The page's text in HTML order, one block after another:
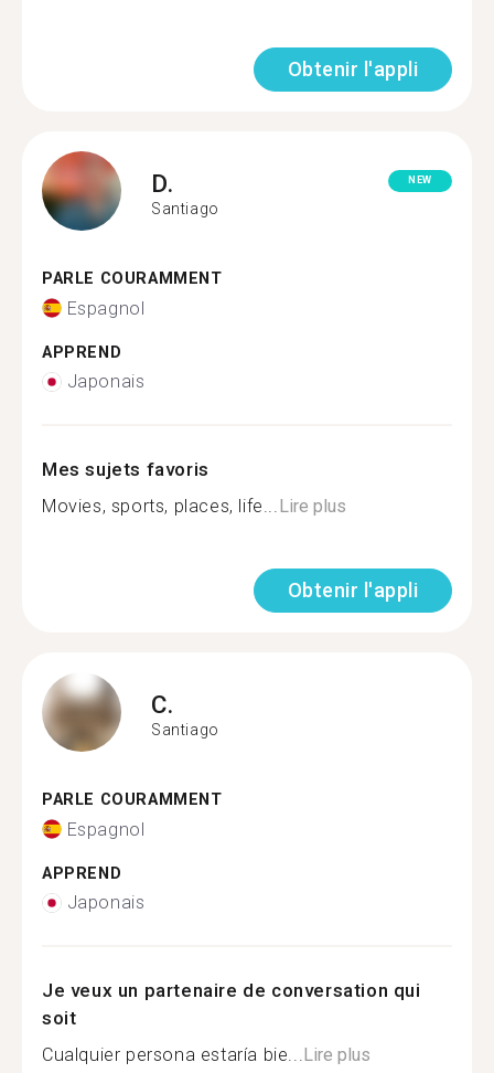
Obtenir l'appli
D.
Santiago
NEW
PARLE COURAMMENT
Espagnol
APPREND
Japonais
Mes sujets favoris
Movies, sports, places, life...Lire plus
Obtenir l'appli
C.
Santiago
PARLE COURAMMENT
Espagnol
APPREND
Japonais
Je veux un partenaire de conversation qui
soit
Cualquier persona estaría bie...Lire plus